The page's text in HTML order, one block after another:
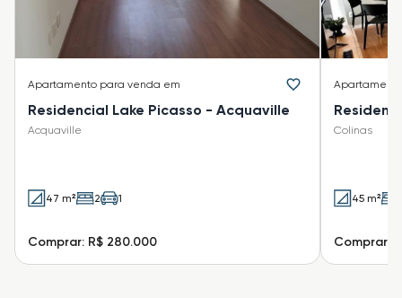
Apartamento para venda em
Residencial Lake Picasso - Acquaville
Acquaville
47 m² 2 1
Comprar: R$ 280.000
Colinas
45 m²
Comprar: